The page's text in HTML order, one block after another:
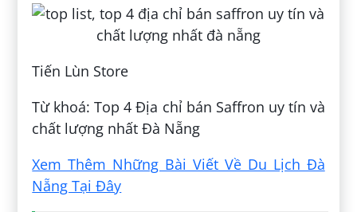
Tiến Lùn Store
Từ khoá: Top 4 Địa chỉ bán Saffron uy tín và
chất lượng nhất Đà Nẵng
Xem Thêm Những Bài Viết Về Du Lịch Đà
Nẵng Tại Đây